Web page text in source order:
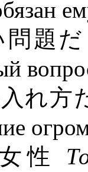
問題
れ方
性